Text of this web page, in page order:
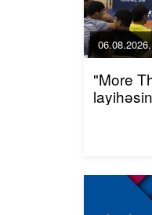
"More